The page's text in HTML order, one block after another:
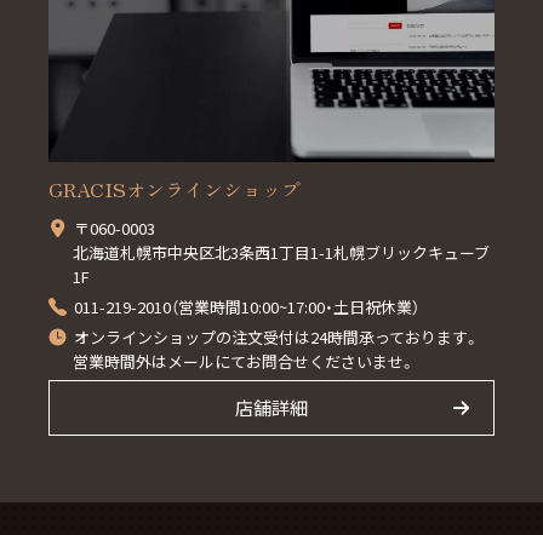
GRACISオンラインショップ
〒060-0003
北海道札幌市中央区北3条西1丁目1-1札幌ブリックキューブ
1F
011-219-2010（営業時間10:00~17:00・土日祝休業）
オンラインショップの注文受付は24時間承っております。
営業時間外はメールにてお問合せくださいませ。
店舗詳細